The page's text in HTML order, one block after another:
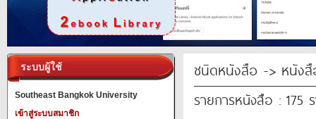
ระบบผู้ใช้
Southeast Bangkok University
เข้าสู่ระบบสมาชิก
ชนิดหนังสือ -> หนัง
รายการหนังสือ : 175